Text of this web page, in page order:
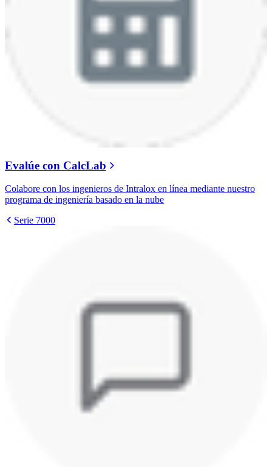
Evalúe con CalcLab
Colabore con los ingenieros de Intralox en línea mediante nuestro
programa de ingeniería basado en la nube
Serie 7000